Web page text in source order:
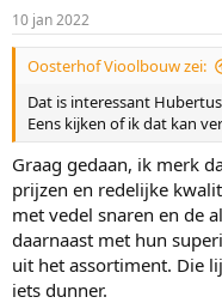
10 jan 2022
Oosterhof Vioolbouw zei:
Dat is interessant
Eens kijken of ik dat kan
Graag gedaan, ik merk
prijzen en redelijke
met vedel snaren en de
daarnaast met hun
uit het assortiment. Die
iets dunner.